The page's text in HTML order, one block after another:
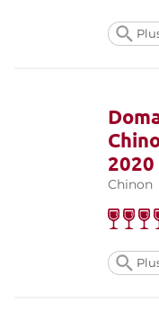
2020
Chinon